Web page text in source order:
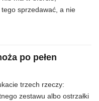
sprzedawać, a nie
po pełen
trzech rzeczy:
zestawu albo ostrzałki